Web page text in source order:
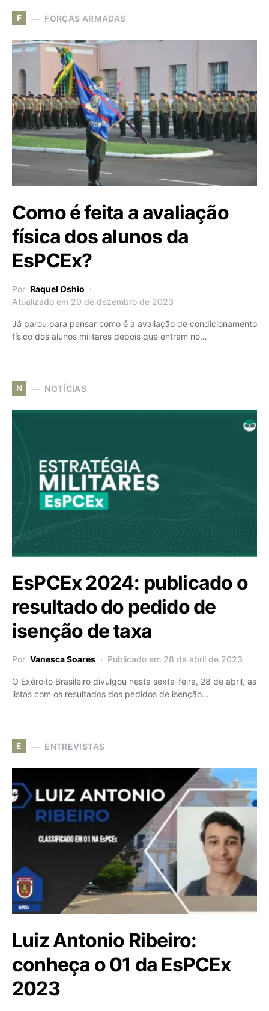
F FORÇAS ARMADAS
Como é feita a avaliação
física dos alunos da
EsPCEx?
Por Raquel Oshio
Atualizado em 29 de dezembro de 2023
Já parou para pensar como é a avaliação de condicionamento
físico dos alunos militares depois que entram no…
N NOTÍCIAS
EsPCEx 2024: publicado o
resultado do pedido de
isenção de taxa
Por Vanesca Soares Publicado em 28 de abril de 2023
O Exército Brasileiro divulgou nesta sexta-feira, 28 de abril, as
listas com os resultados dos pedidos de isenção…
E ENTREVISTAS
Luiz Antonio Ribeiro:
conheça o 01 da EsPCEx
2023